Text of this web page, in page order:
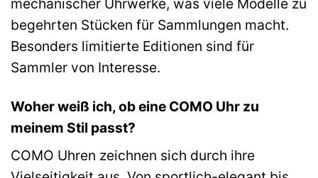
mechanischer Uhrwerke, was viele Modelle zu
begehrten Stücken für Sammlungen macht.
Besonders limitierte Editionen sind für
Sammler von Interesse.
Woher weiß ich, ob eine COMO Uhr zu
meinem Stil passt?
COMO Uhren zeichnen sich durch ihre